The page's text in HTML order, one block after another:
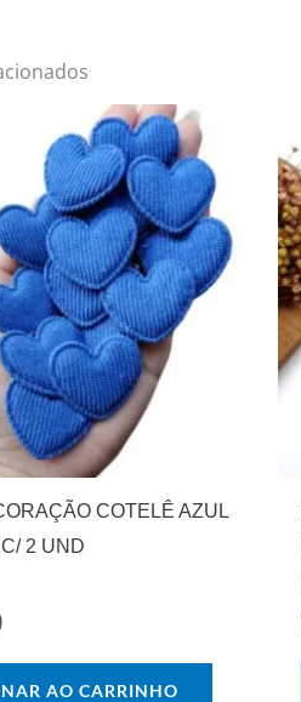
COTELÊ AZUL
2 UND
AO CARRINHO